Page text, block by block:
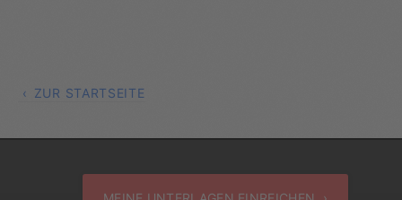
ZUR STARTSEITE